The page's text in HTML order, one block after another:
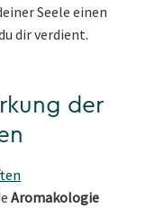
Seele einen
dir verdient.
der
Aromakologie